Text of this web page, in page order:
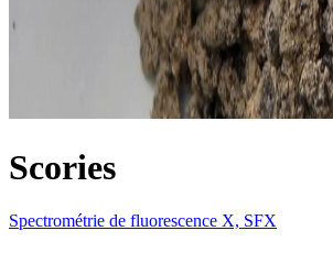
Scories
Spectrométrie de fluorescence X, SFX